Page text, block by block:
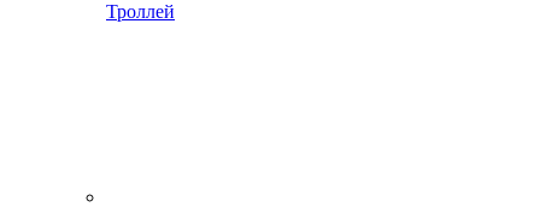
Троллей